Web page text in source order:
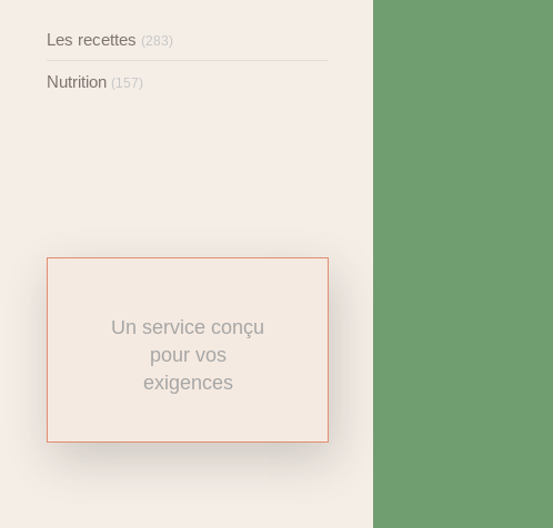
Les recettes (283)
Nutrition (157)
Un service conçu
pour vos
exigences